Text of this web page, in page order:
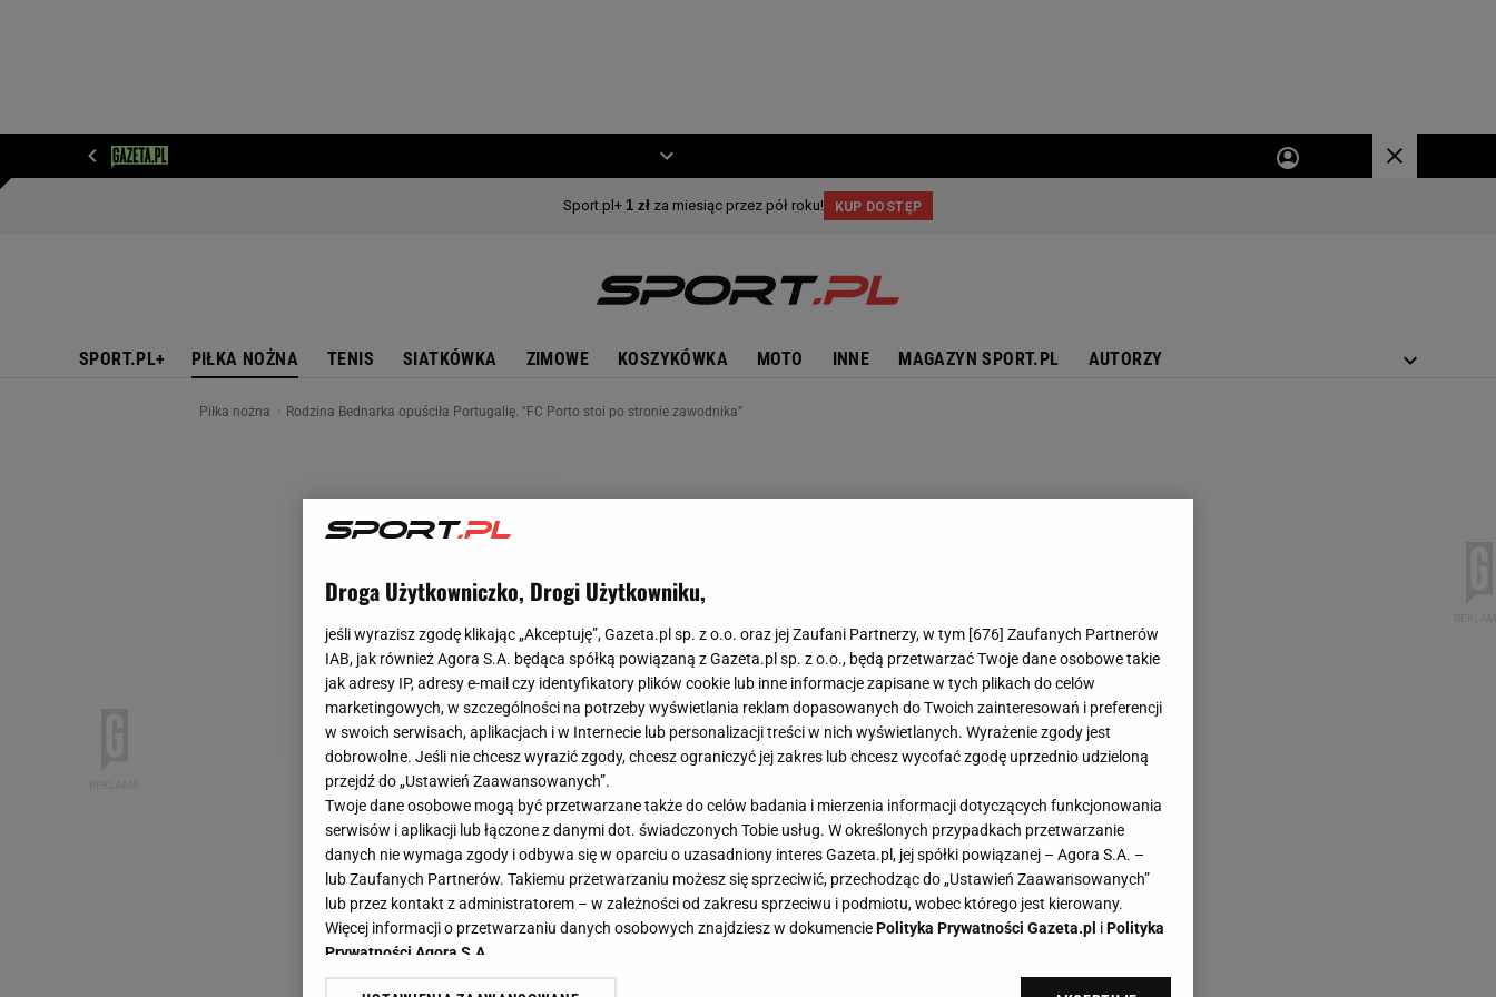
SPORT.PL+ PIŁKA NOŻNA TENIS SIATKÓWKA ZIMOWE KOSZYKÓWKA MOTO INNE MAGAZYN SPORT.PL AUTORZY
Piłka nożna Rodzina Bednarka opuściła Portugalię. "FC Porto stoi po stronie zawodnika"
Droga Użytkowniczko, Drogi Użytkowniku,
jeśli wyrazisz zgodę klikając „Akceptuję”, Gazeta.pl sp. z o.o. oraz jej Zaufani Partnerzy, w tym [676] Zaufanych Partnerów
IAB, jak również Agora S.A. będąca spółką powiązaną z Gazeta.pl sp. z o.o., będą przetwarzać Twoje dane osobowe takie
jak adresy IP, adresy e-mail czy identyfikatory plików cookie lub inne informacje zapisane w tych plikach do celów
marketingowych, w szczególności na potrzeby wyświetlania reklam dopasowanych do Twoich zainteresowań i preferencji
w swoich serwisach, aplikacjach i w Internecie lub personalizacji treści w nich wyświetlanych. Wyrażenie zgody jest
dobrowolne. Jeśli nie chcesz wyrazić zgody, chcesz ograniczyć jej zakres lub chcesz wycofać zgodę uprzednio udzieloną
przejdź do „Ustawień Zaawansowanych”.
Twoje dane osobowe mogą być przetwarzane także do celów badania i mierzenia informacji dotyczących funkcjonowania
serwisów i aplikacji lub łączone z danymi dot. świadczonych Tobie usług. W określonych przypadkach przetwarzanie
danych nie wymaga zgody i odbywa się w oparciu o uzasadniony interes Gazeta.pl, jej spółki powiązanej – Agora S.A. –
lub Zaufanych Partnerów. Takiemu przetwarzaniu możesz się sprzeciwić, przechodząc do „Ustawień Zaawansowanych”
lub przez kontakt z administratorem – w zależności od zakresu sprzeciwu i podmiotu, wobec którego jest kierowany.
Więcej informacji o przetwarzaniu danych osobowych znajdziesz w dokumenciePolityka Prywatności Gazeta.pl iPolityka
Prywatności Agora S.A.